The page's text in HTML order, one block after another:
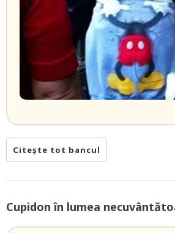
Citește tot bancul
Cupidon în lumea